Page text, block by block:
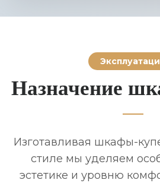
Назначение
Изготавливая шкафы-
стиле мы уделяем
эстетике и уровню